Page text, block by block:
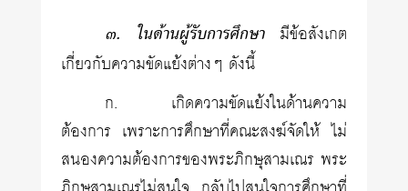
๓. ในด้านผู้รับการศึกษามีข้อสังเกต
เกี่ยวกับความขัดแย้งต่างๆ ดังนี้
ก. เกิดความขัดแย้งในด้านความ
ต้องการ เพราะการศึกษาที่คณะสงฆ์จัดให้ ไม่
สนองความต้องการของพระภิกษุสามเณร พระ